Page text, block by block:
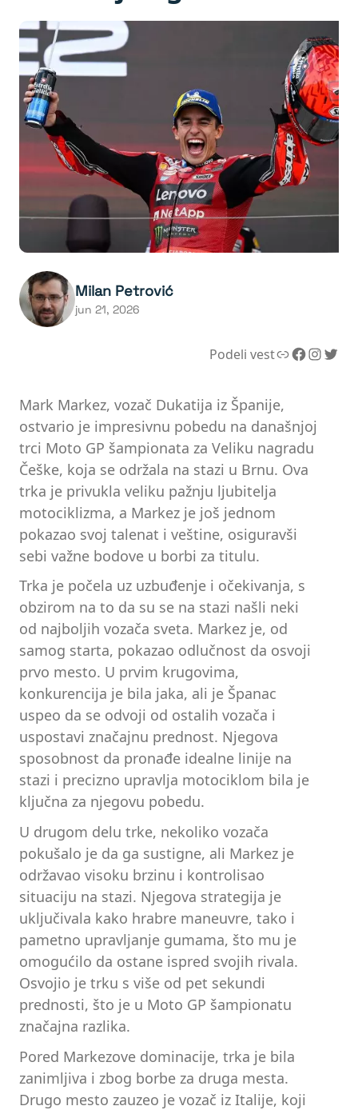
Milan Petrović
jun 21, 2026
Podeli vestLink Facebook InstagramTwitter
Mark Markez, vozač Dukatija iz Španije,
ostvario je impresivnu pobedu na današnjoj
trci Moto GP šampionata za Veliku nagradu
Češke, koja se održala na stazi u Brnu. Ova
trka je privukla veliku pažnju ljubitelja
motociklizma, a Markez je još jednom
pokazao svoj talenat i veštine, osiguravši
sebi važne bodove u borbi za titulu.
Trka je počela uz uzbuđenje i očekivanja, s
obzirom na to da su se na stazi našli neki
od najboljih vozača sveta. Markez je, od
samog starta, pokazao odlučnost da osvoji
prvo mesto. U prvim krugovima,
konkurencija je bila jaka, ali je Španac
uspeo da se odvoji od ostalih vozača i
uspostavi značajnu prednost. Njegova
sposobnost da pronađe idealne linije na
stazi i precizno upravlja motociklom bila je
ključna za njegovu pobedu.
U drugom delu trke, nekoliko vozača
pokušalo je da ga sustigne, ali Markez je
održavao visoku brzinu i kontrolisao
situaciju na stazi. Njegova strategija je
uključivala kako hrabre maneuvre, tako i
pametno upravljanje gumama, što mu je
omogućilo da ostane ispred svojih rivala.
Osvojio je trku s više od pet sekundi
prednosti, što je u Moto GP šampionatu
značajna razlika.
Pored Markezove dominacije, trka je bila
zanimljiva i zbog borbe za druga mesta.
Drugo mesto zauzeo je vozač iz Italije, koji